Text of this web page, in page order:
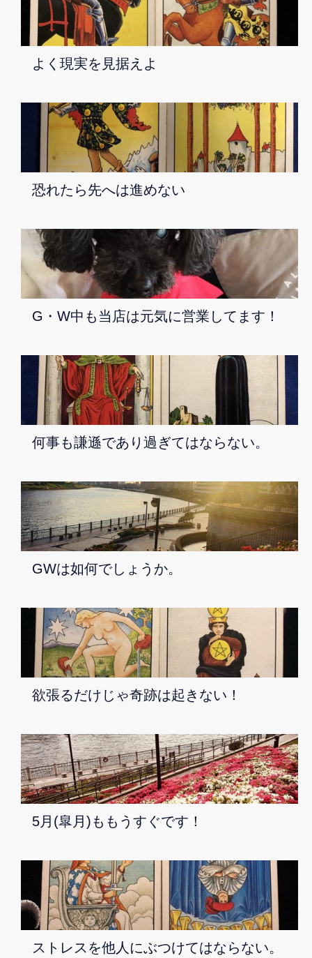
よく現実を見据えよ
恐れたら先へは進めない
G・W中も当店は元気に営業してます！
何事も謙遜であり過ぎてはならない。
GWは如何でしょうか。
欲張るだけじゃ奇跡は起きない！
5月(皐月)ももうすぐです！
ストレスを他人にぶつけてはならない。